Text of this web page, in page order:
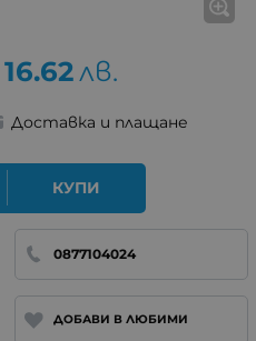
16.62 лв.
Доставка и плащане
КУПИ
0877104024
ДОБАВИ В ЛЮБИМИ